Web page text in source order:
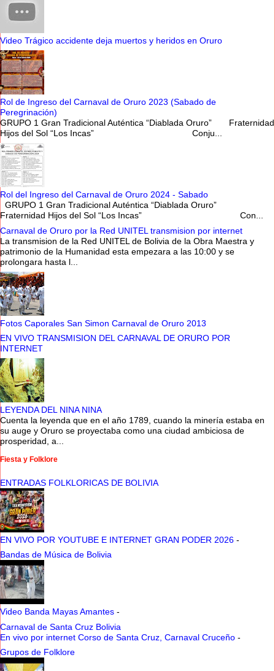
Video Trágico accidente deja muertos y heridos en Oruro
Rol de Ingreso del Carnaval de Oruro 2023 (Sabado de
Peregrinación)
GRUPO 1 Gran Tradicional Auténtica “Diablada Oruro” Fraternidad
Hijos del Sol “Los Incas” Conju...
Rol del Ingreso del Carnaval de Oruro 2024 - Sabado
GRUPO 1 Gran Tradicional Auténtica “Diablada Oruro”
Fraternidad Hijos del Sol “Los Incas” Con...
Carnaval de Oruro por la Red UNITEL transmision por internet
La transmision de la Red UNITEL de Bolivia de la Obra Maestra y
patrimonio de la Humanidad esta empezara a las 10:00 y se
prolongara hasta l...
Fotos Caporales San Simon Carnaval de Oruro 2013
EN VIVO TRANSMISION DEL CARNAVAL DE ORURO POR
INTERNET
LEYENDA DEL NINA NINA
Cuenta la leyenda que en el año 1789, cuando la minería estaba en
su auge y Oruro se proyectaba como una ciudad ambiciosa de
prosperidad, a...
Fiesta y Folklore
ENTRADAS FOLKLORICAS DE BOLIVIA
EN VIVO POR YOUTUBE E INTERNET GRAN PODER 2026 -
Bandas de Música de Bolivia
Video Banda Mayas Amantes -
Carnaval de Santa Cruz Bolivia
En vivo por internet Corso de Santa Cruz, Carnaval Cruceño -
Grupos de Folklore